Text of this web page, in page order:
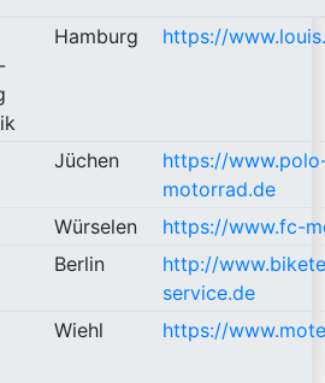
Hamburg https://
Jüchen
https://
motorrad.de
Würselen
https://www.fc-
Berlin
http://
service.de
Wiehl https://